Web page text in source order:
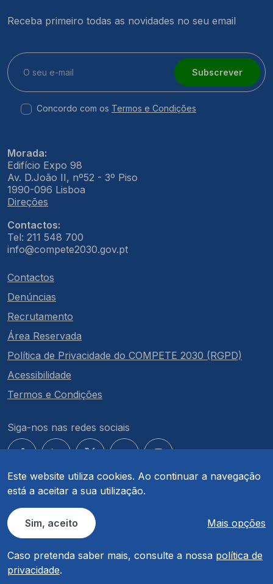
Este website utiliza cookies. Ao continuar a navegação
está a aceitar a sua utilização.
Sim, aceito Mais opções
Caso pretenda saber mais, consulte a nossa política de
privacidade.
Receba primeiro todas as novidades no seu email
Subscrever
Concordo com os Termos e Condições
Morada:
Edifício Expo 98
Av. D.João II, nº52 - 3º Piso
1990-096 Lisboa
Direções
Contactos:
Tel: 211 548 700
info@compete2030.gov.pt
Contactos
Denúncias
Recrutamento
Área Reservada
Política de Privacidade do COMPETE 2030 (RGPD)
Acessibilidade
Termos e Condições
Siga-nos nas redes sociais
© COMPETE 2030. Todos os direitos reservados.